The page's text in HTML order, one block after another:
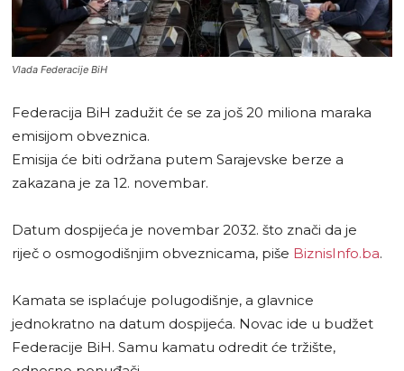
Vlada Federacije BiH
Federacija BiH zadužit će se za još 20 miliona maraka
emisijom obveznica.
Emisija će biti održana putem Sarajevske berze a
zakazana je za 12. novembar.
Datum dospijeća je novembar 2032. što znači da je
riječ o osmogodišnjim obveznicama, piše BiznisInfo.ba.
Kamata se isplaćuje polugodišnje, a glavnice
jednokratno na datum dospijeća. Novac ide u budžet
Federacije BiH. Samu kamatu odredit će tržište,